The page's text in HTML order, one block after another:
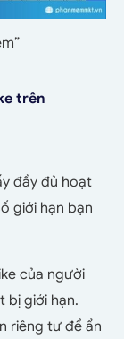
trên
đầy đủ hoạt
giới hạn bạn
của người
bị giới hạn.
riêng tư để ẩn